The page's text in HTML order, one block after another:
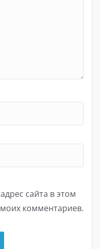
сайта в этом
комментариев.